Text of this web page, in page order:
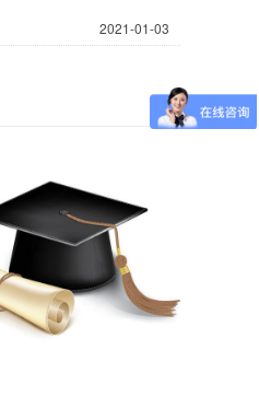
2021-01-03